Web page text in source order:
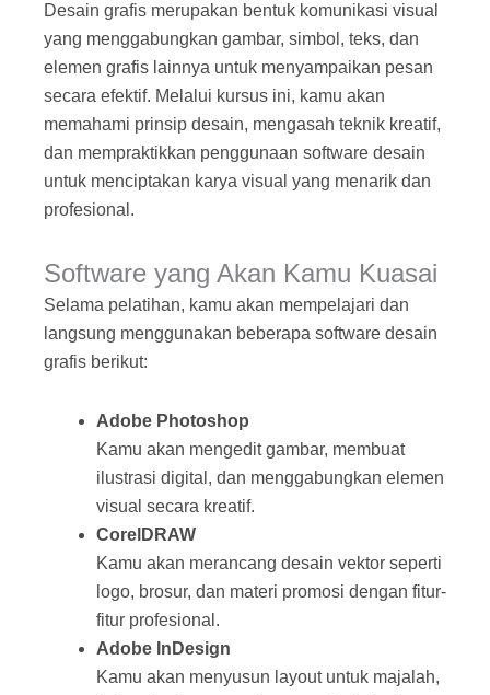
Desain grafis merupakan bentuk komunikasi visual
yang menggabungkan gambar, simbol, teks, dan
elemen grafis lainnya untuk menyampaikan pesan
secara efektif. Melalui kursus ini, kamu akan
memahami prinsip desain, mengasah teknik kreatif,
dan mempraktikkan penggunaan software desain
untuk menciptakan karya visual yang menarik dan
profesional.
Software yang Akan Kamu Kuasai
Selama pelatihan, kamu akan mempelajari dan
langsung menggunakan beberapa software desain
grafis berikut:
Adobe Photoshop
Kamu akan mengedit gambar, membuat
ilustrasi digital, dan menggabungkan elemen
visual secara kreatif.
CorelDRAW
Kamu akan merancang desain vektor seperti
logo, brosur, dan materi promosi dengan fitur-
fitur profesional.
Adobe InDesign
Kamu akan menyusun layout untuk majalah,